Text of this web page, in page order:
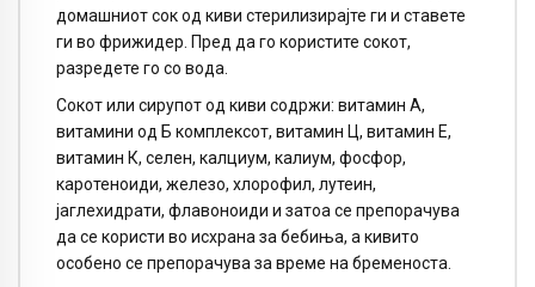
домашниот сок од киви стерилизирајте ги и ставете
ги во фрижидер. Пред да го користите сокот,
разредете го со вода.
Сокот или сирупот од киви содржи: витамин А,
витамини од Б комплексот, витамин Ц, витамин Е,
витамин К, селен, калциум, калиум, фосфор,
каротеноиди, железо, хлорофил, лутеин,
јаглехидрати, флавоноиди и затоа се препорачува
да се користи во исхрана за бебиња, а кивито
особено се препорачува за време на бременоста.